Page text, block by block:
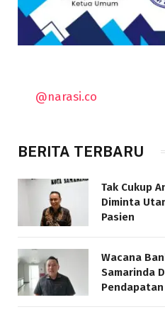
@narasi.co
BERITA TERBARU
Tak Cukup
Diminta
Pasien
Wacana
Samarinda
Pendapatan